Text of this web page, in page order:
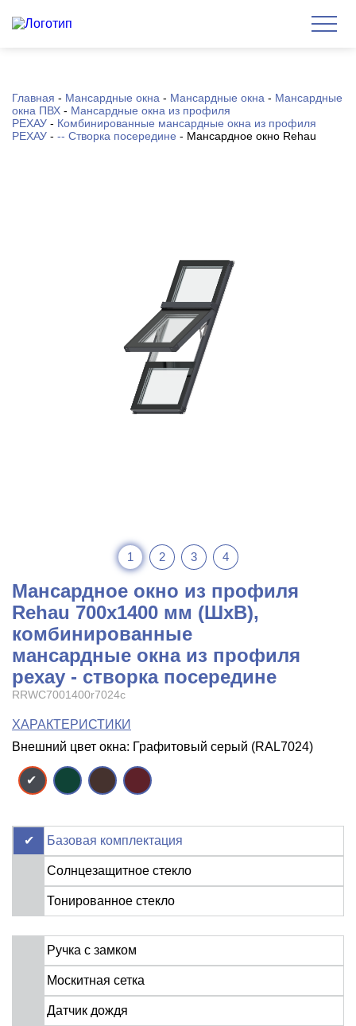
Главная - Мансардные окна - Мансардные окна - Мансардные
окна ПВХ - Мансардные окна из профиля
РЕХАУ - Комбинированные мансардные окна из профиля
РЕХАУ - -- Створка посередине - Мансардное окно Rehau
1 2 3 4
Мансардное окно из профиля
Rehau 700x1400 мм (ШхВ),
комбинированные
мансардные окна из профиля
рехау - створка посередине
RRWC7001400r7024c
ХАРАКТЕРИСТИКИ
Внешний цвет окна: Графитовый серый (RAL7024)
Базовая комплектация
Солнцезащитное стекло
Тонированное стекло
Ручка с замком
Москитная сетка
Датчик дождя